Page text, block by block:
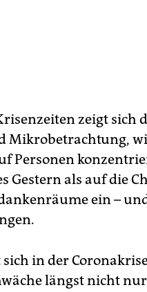
zeigt sich
Mikrobetrachtung,
Personen
Gestern als auf die
ein –
sich in der
längst nicht